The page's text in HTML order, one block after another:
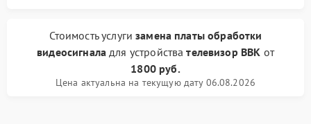
Стоимость услугизамена платы обработки
видеосигнала для устройствателевизор BBK от
1800 руб.
Цена актуальна на текущую дату 06.08.2026